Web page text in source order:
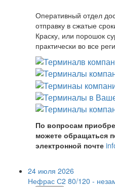
Оперативный отдел
отправку в сжатые
Краску, или порошок
практически во все
По вопросам
можете обращаться
электронной почте
24 июля 2026
Нефрас С2 80/120 -